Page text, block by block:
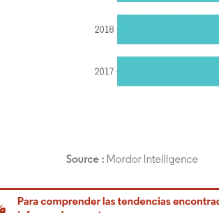
Intelligence. El uso requiere atribución según CC BY